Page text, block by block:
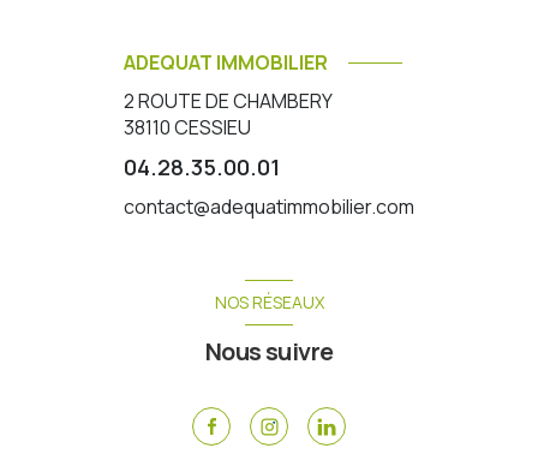
ADEQUAT IMMOBILIER
2 ROUTE DE CHAMBERY
38110CESSIEU
04.28.35.00.01
contact@adequatimmobilier.com
NOS RÉSEAUX
Nous suivre